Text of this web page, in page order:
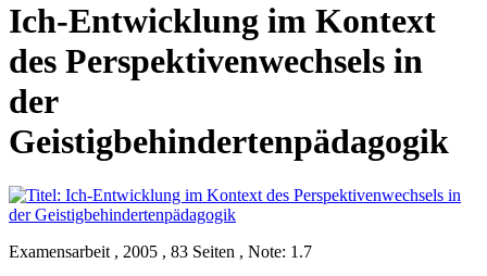
Ich-Entwicklung im Kontext
des Perspektivenwechsels in
der
Geistigbehindertenpädagogik
Examensarbeit , 2005 , 83 Seiten , Note: 1.7